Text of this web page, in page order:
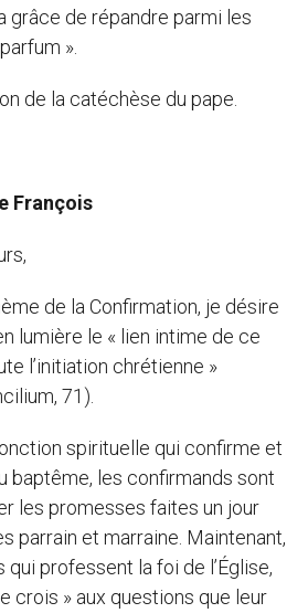
grâce de répandre parmi les
».
de la catéchèse du pape.
François
de la Confirmation, je désire
lumière le « lien intime de ce
l’initiation chrétienne »
71).
spirituelle qui confirme et
baptême, les confirmands sont
les promesses faites un jour
parrain et marraine. Maintenant,
professent la foi de l’Église,
crois » aux questions que leur